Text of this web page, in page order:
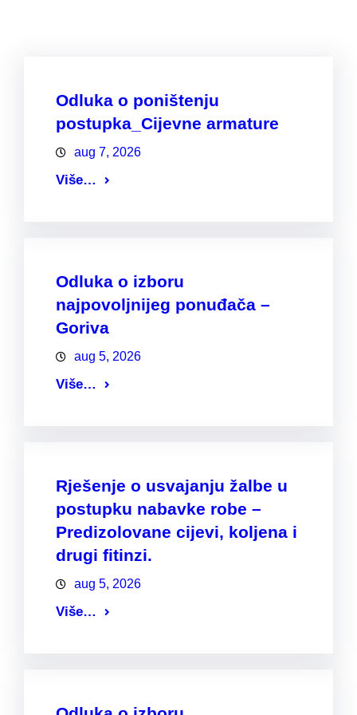
Odluka o poništenju
postupka_Cijevne armature
aug 7, 2026
Više…
Odluka o izboru
najpovoljnijeg ponuđača –
Goriva
aug 5, 2026
Više…
Rješenje o usvajanju žalbe u
postupku nabavke robe –
Predizolovane cijevi, koljena i
drugi fitinzi.
aug 5, 2026
Više…